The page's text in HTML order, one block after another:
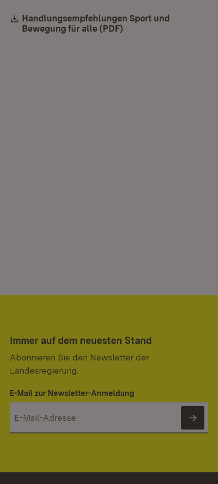
Download:
Handlungsempfehlungen Sport und
Bewegung für alle (PDF)
Immer auf dem neuesten Stand
Abonnieren Sie den Newsletter der
Landesregierung.
E-Mail zur Newsletter-Anmeldung